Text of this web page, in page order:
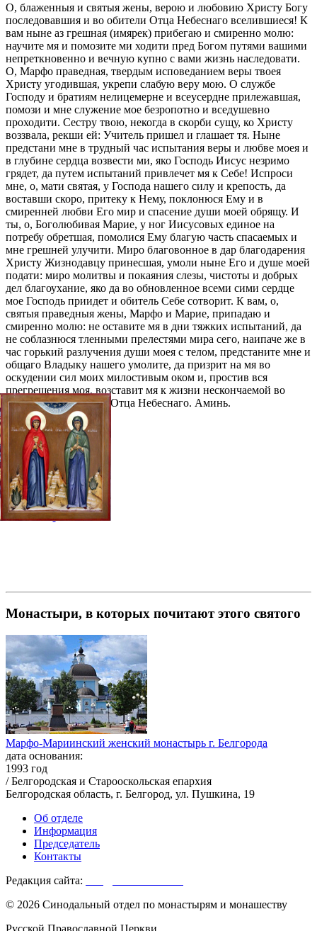
О, блаженныя и святыя жены, верою и любовию Христу Богу
последовавшия и во обители Отца Небеснаго вселившиеся! К
вам ныне аз грешная (имярек) прибегаю и смиренно молю:
научите мя и помозите ми ходити пред Богом путями вашими
непреткновенно и вечную купно с вами жизнь наследовати.
О, Марфо праведная, твердым исповеданием веры твоея
Христу угодившая, укрепи слабую веру мою. О службе
Господу и братиям нелицемерне и всеусердне прилежавшая,
помози и мне служение мое безропотно и вседушевно
проходити. Сестру твою, некогда в скорби сущу, ко Христу
воззвала, рекши ей: Учитель пришел и глашает тя. Ныне
предстани мне в трудный час испытания веры и любве моея и
в глубине сердца возвести ми, яко Господь Иисус незримо
грядет, да путем испытаний привлечет мя к Себе! Испроси
мне, о, мати святая, у Господа нашего силу и крепость, да
воставши скоро, притеку к Нему, поклонюся Ему и в
смиренней любви Его мир и спасение души моей обрящу. И
ты, о, Боголюбивая Марие, у ног Иисусовых единое на
потребу обретшая, помолися Ему благую часть спасаемых и
мне грешней улучити. Миро благовонное в дар благодарения
Христу Жизнодавцу принесшая, умоли ныне Его и душе моей
подати: миро молитвы и покаяния слезы, чистоты и добрых
дел благоухание, яко да во обновленное всеми сими сердце
мое Господь приидет и обитель Себе сотворит. К вам, о,
святыя праведныя жены, Мapфo и Мapие, припадаю и
смиренно молю: не оставите мя в дни тяжких испытаний, да
не соблазнюся тленными прелестями мира сего, наипаче же в
час горький разлучения души моея с телом, предстаните мне и
общаго Владыку нашего умолите, да призрит на мя во
оскудении сил моих милостивым оком и, простив вся
прегрешения моя, возставит мя к жизни нескончаемой во
блаженных обителях Отца Небеснаго. Аминь.
Галерея
Монастыри, в которых почитают этого святого
Марфо-Мариинский женский монастырь г. Белгорода
дата основания:
1993 год
/ Белгородская и Старооскольская епархия
Белгородская область, г. Белгород, ул. Пушкина, 19
Об отделе
Информация
Председатель
Контакты
Редакция сайта:
© 2026 Синодальный отдел по монастырям и монашеству
Русской Православной Церкви